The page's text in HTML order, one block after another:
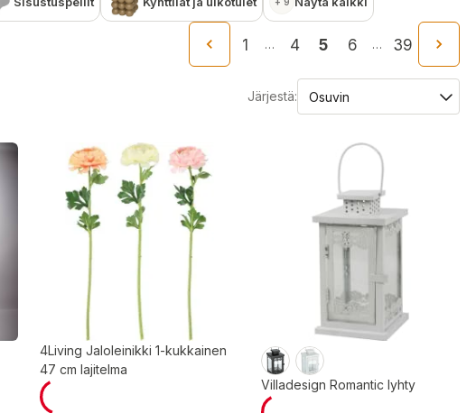
1 … 4 5 6 … 39
Järjestä:
4Living Jaloleinikki 1-kukkainen
47 cm lajitelma
Villadesign Romantic lyhty